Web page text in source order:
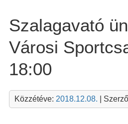
Szalagavató
Városi
18:00
Közzétéve: 2018.12.08. |